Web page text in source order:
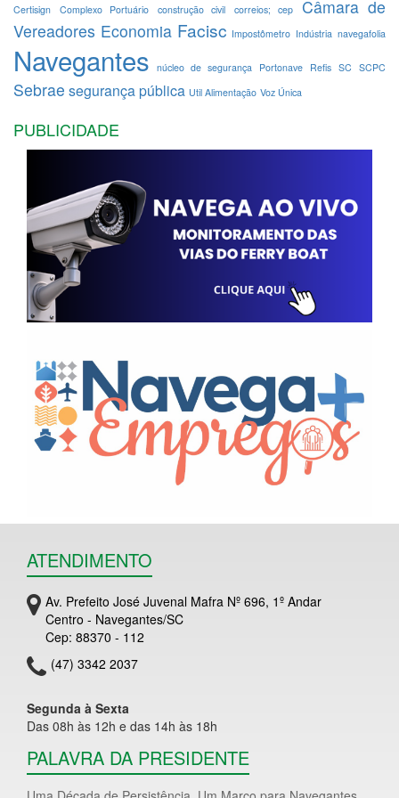
Certisign Complexo Portuário construção civil correios; cep
Câmara de
Vereadores Economia Facisc Impostômetro Indústria navegafolia
Navegantes núcleo de segurança Portonave Refis SC SCPC
Sebrae segurança pública Util Alimentação Voz Única
PUBLICIDADE
ATENDIMENTO
Av. Prefeito José Juvenal Mafra Nº 696, 1º Andar
Centro - Navegantes/SC
Cep: 88370 - 112
(47) 3342 2037
Segunda à Sexta
Das 08h às 12h e das 14h às 18h
PALAVRA DA PRESIDENTE